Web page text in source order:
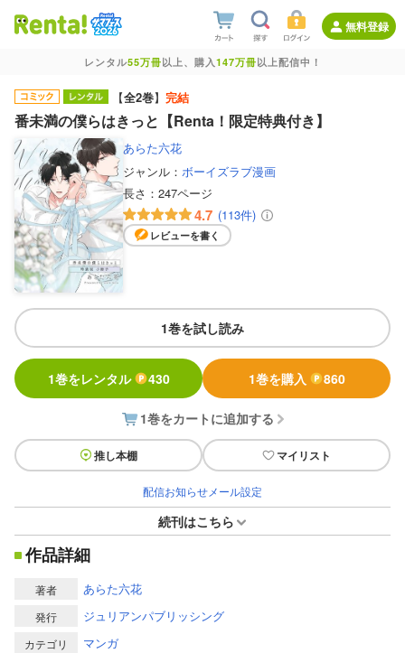
無料登録
レンタル55万冊以上、購入147万冊以上配信中！
【全2巻】 完結
番未満の僕らはきっと【Renta！限定特典付き】
あらた六花
ジャンル： ボーイズラブ漫画
長さ： 247ページ
4.7 (113件)
レビューを書く
1巻を試し読み
1巻をレンタル 430 1巻を購入 860
1巻をカートに追加する
推し本棚 マイリスト
配信お知らせメール設定
続刊はこちら
作品詳細
著者 あらた六花
発行 ジュリアンパブリッシング
カテゴリ マンガ